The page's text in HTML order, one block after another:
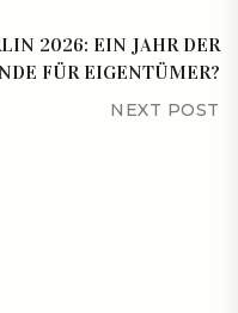
2026: EIN JAHR DER
FÜR EIGENTÜMER?
NEXT POST